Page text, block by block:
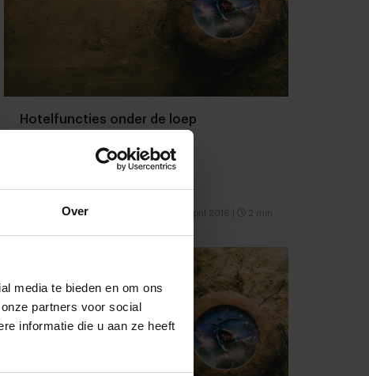
Over
media te bieden en om ons
partners voor social
informatie die u aan ze heeft
Hotelfuncties onder de loep
14 april 2016 2 min